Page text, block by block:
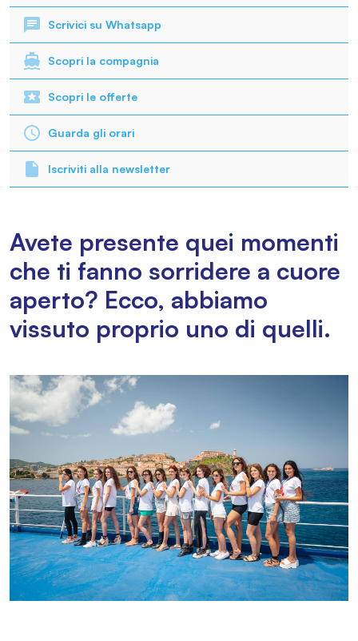
Scrivici su Whatsapp
Scopri la compagnia
Scopri le offerte
Guarda gli orari
Iscriviti alla newsletter
Avete presente quei momenti
che ti fanno sorridere a cuore
aperto? Ecco, abbiamo
vissuto proprio uno di quelli.